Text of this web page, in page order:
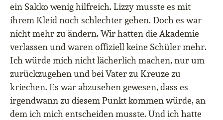
ein Sakko wenig hilfreich. Lizzy musste es mit
ihrem Kleid noch schlechter gehen. Doch es war
nicht mehr zu ändern. Wir hatten die Akademie
verlassen und waren offiziell keine Schüler mehr.
Ich würde mich nicht lächerlich machen, nur um
zurückzugehen und bei Vater zu Kreuze zu
kriechen. Es war abzusehen gewesen, dass es
irgendwann zu diesem Punkt kommen würde, an
dem ich mich entscheiden musste. Und ich hatte